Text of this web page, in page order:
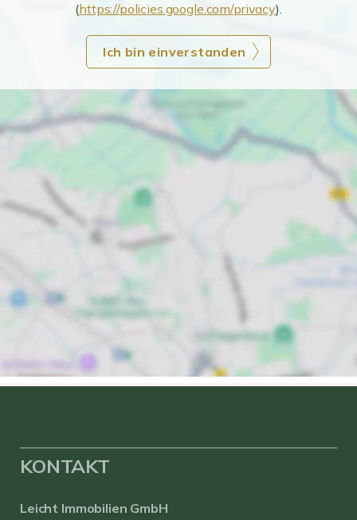
(https://policies.google.com/privacy).
Ich bin einverstanden
KONTAKT
Leicht Immobilien GmbH